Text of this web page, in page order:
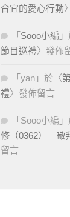
合宜的愛心行動
「 Sooo小編
節目巡禮〉發佈
「 yan 」於〈
禮〉發佈留言
「 Sooo小編
修（0362） – 敬
留言